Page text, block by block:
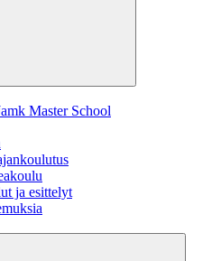
Master School
ja esittelyt